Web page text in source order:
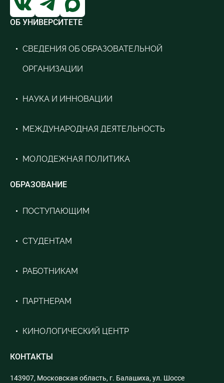
ОБ УНИВЕРСИТЕТЕ
СВЕДЕНИЯ ОБ ОБРАЗОВАТЕЛЬНОЙ
ОРГАНИЗАЦИИ
НАУКА И ИННОВАЦИИ
МЕЖДУНАРОДНАЯ ДЕЯТЕЛЬНОСТЬ
МОЛОДЕЖНАЯ ПОЛИТИКА
ОБРАЗОВАНИЕ
ПОСТУПАЮЩИМ
СТУДЕНТАМ
РАБОТНИКАМ
ПАРТНЕРАМ
КИНОЛОГИЧЕСКИЙ ЦЕНТР
КОНТАКТЫ
143907, Московская область, г. Балашиха, ул. Шоссе